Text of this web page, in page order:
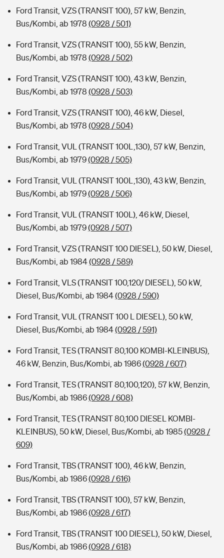
Ford Transit, VZS (TRANSIT 100), 57 kW, Benzin,
Bus/Kombi, ab 1978 (0928 / 501)
Ford Transit, VZS (TRANSIT 100), 55 kW, Benzin,
Bus/Kombi, ab 1978 (0928 / 502)
Ford Transit, VZS (TRANSIT 100), 43 kW, Benzin,
Bus/Kombi, ab 1978 (0928 / 503)
Ford Transit, VZS (TRANSIT 100), 46 kW, Diesel,
Bus/Kombi, ab 1978 (0928 / 504)
Ford Transit, VUL (TRANSIT 100L,130), 57 kW, Benzin,
Bus/Kombi, ab 1979(0928 / 505)
Ford Transit, VUL (TRANSIT 100L,130), 43 kW, Benzin,
Bus/Kombi, ab 1979(0928 / 506)
Ford Transit, VUL (TRANSIT 100L), 46 kW, Diesel,
Bus/Kombi, ab 1979(0928 / 507)
Ford Transit, VZS (TRANSIT 100 DIESEL), 50 kW, Diesel,
Bus/Kombi, ab 1984(0928 / 589)
Ford Transit, VLS (TRANSIT 100,120/ DIESEL), 50 kW,
Diesel, Bus/Kombi, ab 1984(0928 / 590)
Ford Transit, VUL (TRANSIT 100 L DIESEL), 50 kW,
Diesel, Bus/Kombi, ab 1984(0928 / 591)
Ford Transit, TES (TRANSIT 80,100 KOMBI-KLEINBUS),
46 kW, Benzin, Bus/Kombi, ab 1986(0928 / 607)
Ford Transit, TES (TRANSIT 80,100,120), 57 kW, Benzin,
Bus/Kombi, ab 1986(0928 / 608)
Ford Transit, TES (TRANSIT 80,100 DIESEL KOMBI-
KLEINBUS), 50 kW, Diesel, Bus/Kombi, ab 1985(0928 /
609)
Ford Transit, TBS (TRANSIT 100), 46 kW, Benzin,
Bus/Kombi, ab 1986(0928 / 616)
Ford Transit, TBS (TRANSIT 100), 57 kW, Benzin,
Bus/Kombi, ab 1986(0928 / 617)
Ford Transit, TBS (TRANSIT 100 DIESEL), 50 kW, Diesel,
Bus/Kombi, ab 1986(0928 / 618)